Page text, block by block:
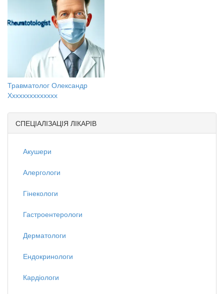
Травматолог Олександр
Хххххххххххххх
СПЕЦІАЛІЗАЦІЯ ЛІКАРІВ
Акушери
Алергологи
Гінекологи
Гастроентерологи
Дерматологи
Ендокринологи
Кардіологи